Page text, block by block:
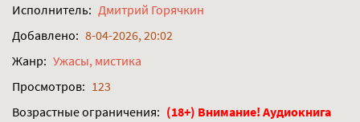
Исполнитель: Дмитрий Горячкин
Добавлено: 8-04-2026, 20:02
Жанр: Ужасы, мистика
Просмотров: 123
Возрастные ограничения: (18+) Внимание! Аудиокнига